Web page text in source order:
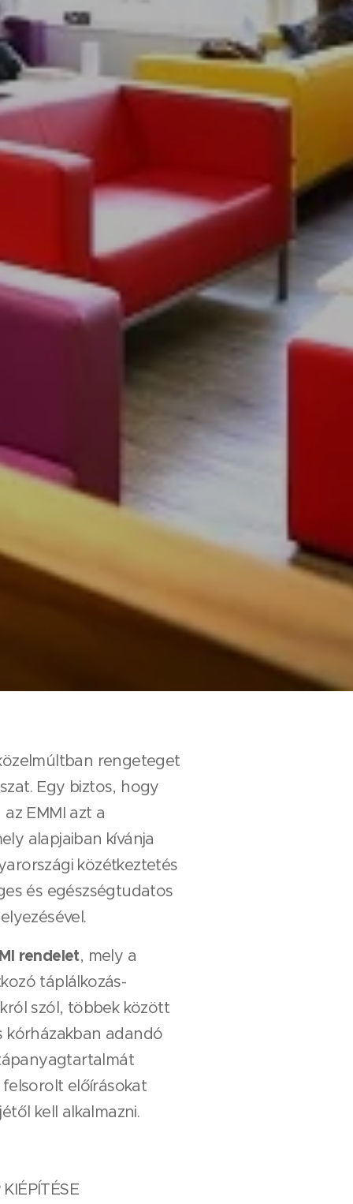
rengeteget
Egy biztos, hogy
EMMI azt a
alapjaiban kívánja
közétkeztetés
és egészségtudatos
rendelet, mely a
táplálkozás-
szól, többek között
kórházakban adandó
előírásokat
kell alkalmazni.